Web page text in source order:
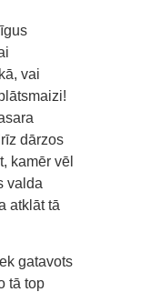
vai
dārzos
kamēr vēl
valda
atklāt tā
gatavots
tā top